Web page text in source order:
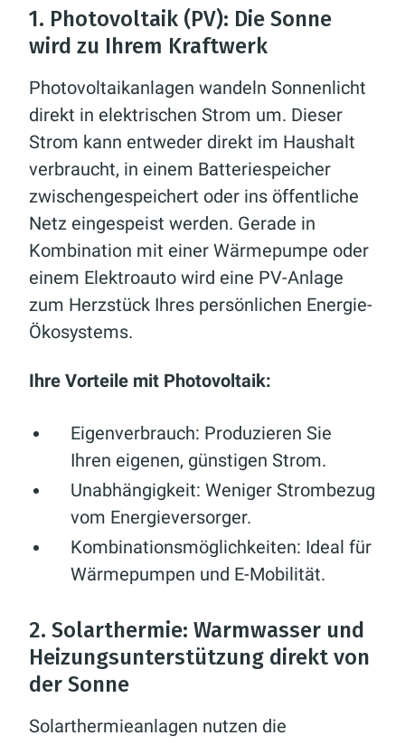
1. Photovoltaik (PV): Die Sonne
wird zu Ihrem Kraftwerk
Photovoltaikanlagen wandeln Sonnenlicht
direkt in elektrischen Strom um. Dieser
Strom kann entweder direkt im Haushalt
verbraucht, in einem Batteriespeicher
zwischengespeichert oder ins öffentliche
Netz eingespeist werden. Gerade in
Kombination mit einer Wärmepumpe oder
einem Elektroauto wird eine PV-Anlage
zum Herzstück Ihres persönlichen Energie-
Ökosystems.
Ihre Vorteile mit Photovoltaik:
Eigenverbrauch: Produzieren Sie
Ihren eigenen, günstigen Strom.
Unabhängigkeit: Weniger Strombezug
vom Energieversorger.
Kombinationsmöglichkeiten: Ideal für
Wärmepumpen und E-Mobilität.
2. Solarthermie: Warmwasser und
Heizungsunterstützung direkt von
der Sonne
Solarthermieanlagen nutzen die